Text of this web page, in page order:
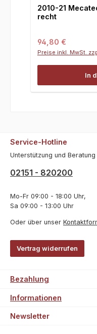
2010-21
recht
Regulärer Preis:
94,80 €
Preise inkl. MwSt.
In
Service-Hotline
Unterstützung und Beratung
02151 - 820200
Mo-Fr 09:00 - 18:00 Uhr,
Sa 09:00 - 13:00 Uhr
Oder über unser
Vertrag widerrufen
Bezahlung
Informationen
Newsletter